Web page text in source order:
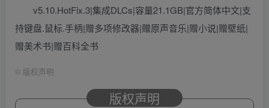
v5.10.HotFix.3|集成DLCs|容量21.1GB|官方简体中文|支
持键盘.鼠标.手柄|赠多项修改器|赠原声音乐|赠小说|赠壁纸|
赠美术书|赠百科全书
© 版权声明
版权声明